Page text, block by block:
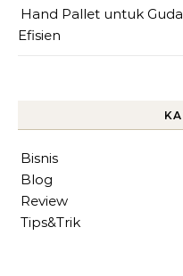
Hand Pallet untuk
Efisien
Bisnis
Blog
Review
Tips&Trik